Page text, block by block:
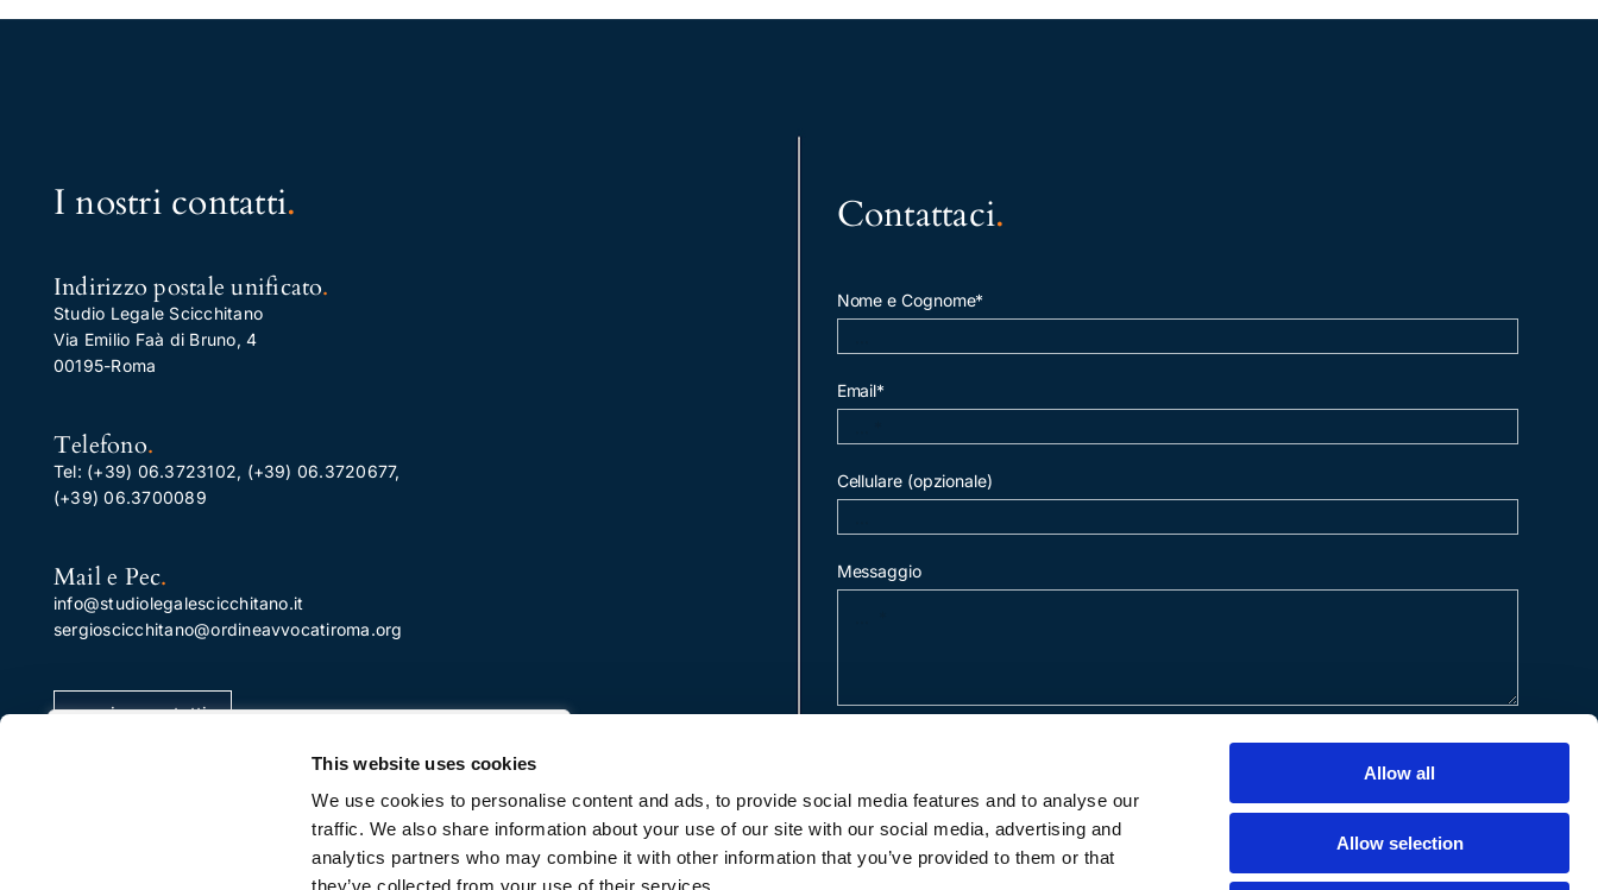
This website uses cookies
We use cookies to personalise content and ads, to provide social media features and to analyse our
traffic. We also share information about your use of our site with our social media, advertising and
analytics partners who may combine it with other information that you’ve provided to them or that
Allow all
Allow selection
Utilizziamo i cookie per migliorare la tua esperienza di
navigazione, pubblicare annunci o contenuti
personalizzati e analizzare il nostro traffico. Facendo clic
su "Accetta tutto", acconsenti al nostro utilizzo dei
I nostri contatti.
Indirizzo postale unificato.
Studio Legale Scicchitano
Via Emilio Faà di Bruno, 4
00195-Roma
Telefono.
Tel: (+39) 06.3723102, (+39) 06.3720677,
(+39) 06.3700089
Mail e Pec.
info@studiolegalescicchitano.it
sergioscicchitano@ordineavvocatiroma.org
pagina contatti
Contattaci.
Nome e Cognome*
Email*
Cellulare (opzionale)
Messaggio